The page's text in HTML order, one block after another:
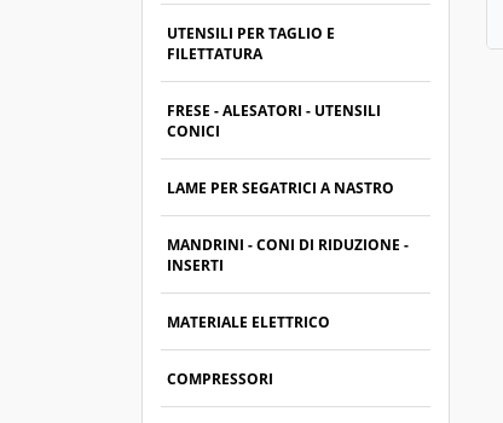
UTENSILI PER TAGLIO E
FILETTATURA
FRESE - ALESATORI - UTENSILI
CONICI
LAME PER SEGATRICI A NASTRO
MANDRINI - CONI DI RIDUZIONE -
INSERTI
MATERIALE ELETTRICO
COMPRESSORI